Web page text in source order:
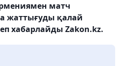
матч
жаттығуды қалай
хабарлайды Zakon.kz.